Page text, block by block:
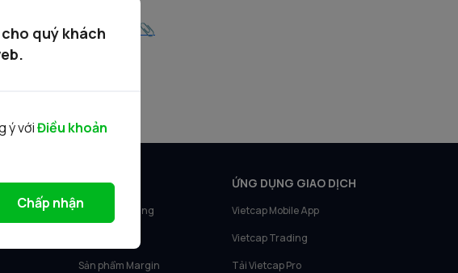
cua UBCKNN.pdf
SẢN PHẨM
Vietcap Trading
Sản phẩm Margin
ỨNG DỤNG GIAO DỊCH
Vietcap Mobile App
Vietcap Trading
Tải Vietcap Pro
quý khách
ý vớiĐiều khoản
Chấp nhận